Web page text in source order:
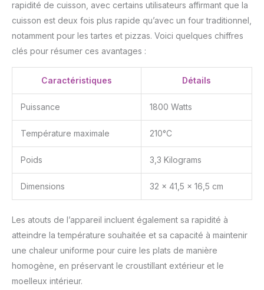
rapidité de cuisson, avec certains utilisateurs affirmant que la
cuisson est deux fois plus rapide qu’avec un four traditionnel,
notamment pour les tartes et pizzas. Voici quelques chiffres
clés pour résumer ces avantages :
Caractéristiques Détails
Puissance 1800 Watts
Température maximale 210°C
Poids 3,3 Kilograms
Dimensions 32 x 41,5 x 16,5 cm
Les atouts de l’appareil incluent également sa rapidité à
atteindre la température souhaitée et sa capacité à maintenir
une chaleur uniforme pour cuire les plats de manière
homogène, en préservant le croustillant extérieur et le
moelleux intérieur.